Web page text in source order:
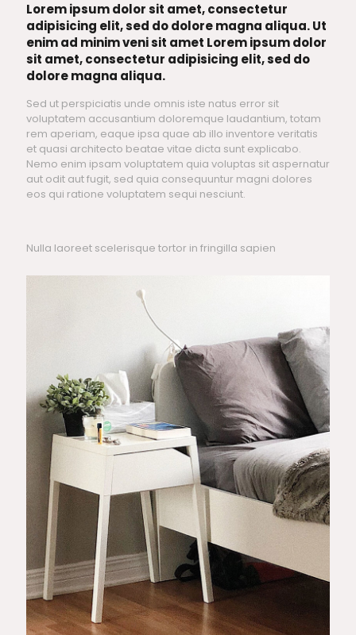
Lorem ipsum dolor sit amet, consectetur
adipisicing elit, sed do dolore magna aliqua. Ut
enim ad minim veni sit amet Lorem ipsum dolor
sit amet, consectetur adipisicing elit, sed do
dolore magna aliqua.
Sed ut perspiciatis unde omnis iste natus error sit
voluptatem accusantium doloremque laudantium, totam
rem aperiam, eaque ipsa quae ab illo inventore veritatis
et quasi architecto beatae vitae dicta sunt explicabo.
Nemo enim ipsam voluptatem quia voluptas sit aspernatur
aut odit aut fugit, sed quia consequuntur magni dolores
eos qui ratione voluptatem sequi nesciunt.
Nulla laoreet scelerisque tortor in fringilla sapien